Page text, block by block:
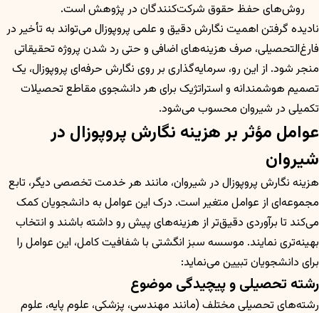
روش‌های حفظ حقوق شرکت‌کنندگان در پژوهش است.
نادیده گرفتن اهمیت نگارش دقیق و علمی پروپوزال می‌تواند به تأخیر در
فارغ‌التحصیلی، صرف هزینه‌های اضافی و حتی رد شدن پروژه تحقیقاتی
منجر شود. از این رو، سرمایه‌گذاری بر روی نگارش حرفه‌ای پروپوزال، یک
تصمیم هوشمندانه و استراتژیک برای هر دانشجوی مقاطع تحصیلات
تکمیلی در شیروان محسوب می‌شود.
عوامل مؤثر بر هزینه نگارش پروپوزال در
شیروان
هزینه نگارش پروپوزال در شیروان، مانند هر خدمت تخصصی دیگر، تابع
مجموعه‌ای از عوامل متغیر است. درک این عوامل به دانشجویان کمک
می‌کند تا برآوردی دقیق‌تر از هزینه‌های پیش رو داشته باشند و انتخاب
بهینه‌تری نمایند. موسسه سبز انگشتی با شفافیت کامل، این عوامل را
برای دانشجویان تبیین می‌نماید:
رشته تحصیلی و پیچیدگی موضوع
رشته‌های تحصیلی مختلف (مانند مهندسی، پزشکی، علوم پایه، علوم